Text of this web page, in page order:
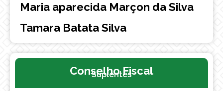
Maria aparecida Marçon da Silva
Tamara Batata Silva
Conselho Fiscal
Suplentes